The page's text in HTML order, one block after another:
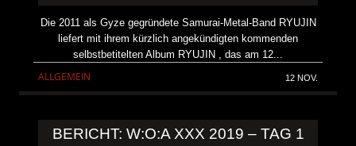
Die 2011 als Gyze gegründete Samurai-Metal-Band RYUJIN
liefert mit ihrem kürzlich angekündigten kommenden
selbstbetitelten Album RYUJIN , das am 12...
ALLGEMEIN 12 NOV.
BERICHT: W:O:A XXX 2019 – TAG 1